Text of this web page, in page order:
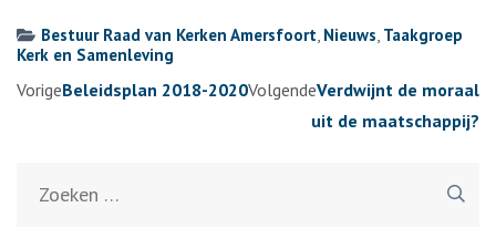
Bestuur Raad van Kerken Amersfoort, Nieuws, Taakgroep
Kerk en Samenleving
Berichtennavigatie
VorigeBeleidsplan 2018-2020VolgendeVerdwijnt de moraal
uit de maatschappij?